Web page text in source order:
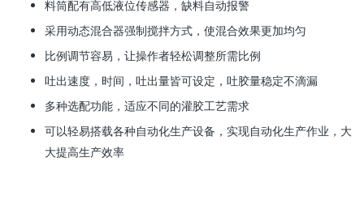
料筒配有高低液位传感器，缺料自动报警
采用动态混合器强制搅拌方式，使混合效果更加均匀
比例调节容易，让操作者轻松调整所需比例
吐出速度，时间，吐出量皆可设定，吐胶量稳定不滴漏
多种选配功能，适应不同的灌胶工艺需求
可以轻易搭载各种自动化生产设备，实现自动化生产作业，大
大提高生产效率